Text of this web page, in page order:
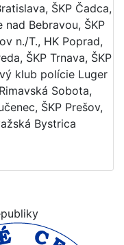
ŠKP Čadca,
nad Bebravou, ŠKP
n./T., HK Poprad,
ŠKP Trnava, ŠKP
klub polície Luger
Sobota,
ŠKP Prešov,
Bystrica